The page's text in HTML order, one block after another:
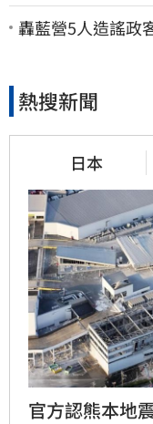
轟藍營5人造謠政
熱搜新聞
日本
官方認熊本地